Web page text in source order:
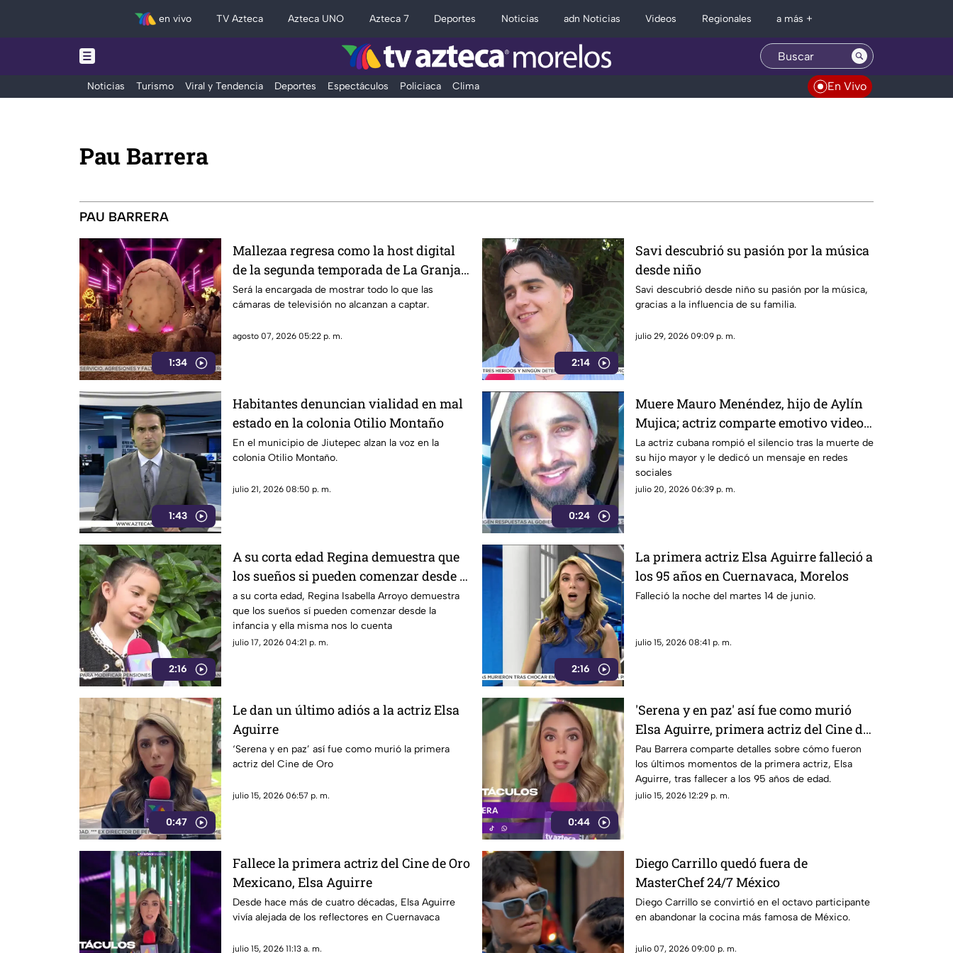
en vivo TV Azteca Azteca UNO Azteca 7 Deportes Noticias adn Noticias Videos Regionales a más +
Noticias Turismo Viral y Tendencia Deportes Espectáculos Policiaca Clima En Vivo
Pau Barrera
PAU BARRERA
1:34
Mallezaa regresa como la host digital
de la segunda temporada de La Granja
VIP
Será la encargada de mostrar todo lo que las
cámaras de televisión no alcanzan a captar.
agosto 07, 2026 05:22 p. m.
2:14
Savi descubrió su pasión por la música
desde niño
Savi descubrió desde niño su pasión por la música,
gracias a la influencia de su familia.
julio 29, 2026 09:09 p. m.
1:43
Habitantes denuncian vialidad en mal
estado en la colonia Otilio Montaño
En el municipio de Jiutepec alzan la voz en la
colonia Otilio Montaño.
julio 21, 2026 08:50 p. m.
0:24
Muere Mauro Menéndez, hijo de Aylín
Mujica; actriz comparte emotivo video
de despedida
La actriz cubana rompió el silencio tras la muerte de
su hijo mayor y le dedicó un mensaje en redes
sociales
julio 20, 2026 06:39 p. m.
2:16
A su corta edad Regina demuestra que
los sueños si pueden comenzar desde la
infancia
a su corta edad, Regina Isabella Arroyo demuestra
que los sueños sí pueden comenzar desde la
infancia y ella misma nos lo cuenta
julio 17, 2026 04:21 p. m.
2:16
La primera actriz Elsa Aguirre falleció a
los 95 años en Cuernavaca, Morelos
Falleció la noche del martes 14 de junio.
julio 15, 2026 08:41 p. m.
0:47
Le dan un último adiós a la actriz Elsa
Aguirre
‘Serena y en paz’ así fue como murió la primera
actriz del Cine de Oro
julio 15, 2026 06:57 p. m.
0:44
'Serena y en paz' así fue como murió
Elsa Aguirre, primera actriz del Cine de
Oro
Pau Barrera comparte detalles sobre cómo fueron
los últimos momentos de la primera actriz, Elsa
Aguirre, tras fallecer a los 95 años de edad.
julio 15, 2026 12:29 p. m.
Fallece la primera actriz del Cine de Oro
Mexicano, Elsa Aguirre
Desde hace más de cuatro décadas, Elsa Aguirre
vivía alejada de los reflectores en Cuernavaca
julio 15, 2026 11:13 a. m.
Diego Carrillo quedó fuera de
MasterChef 24/7 México
Diego Carrillo se convirtió en el octavo participante
en abandonar la cocina más famosa de México.
julio 07, 2026 09:00 p. m.